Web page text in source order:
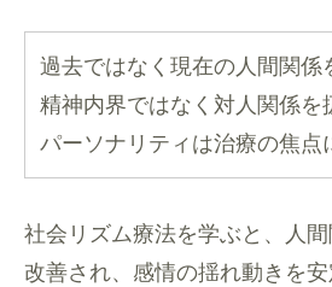
過去ではなく現在の人間関係
精神内界ではなく対人関係を
パーソナリティは治療の焦点
社会リズム療法を学ぶと、人
改善され、感情の揺れ動きを